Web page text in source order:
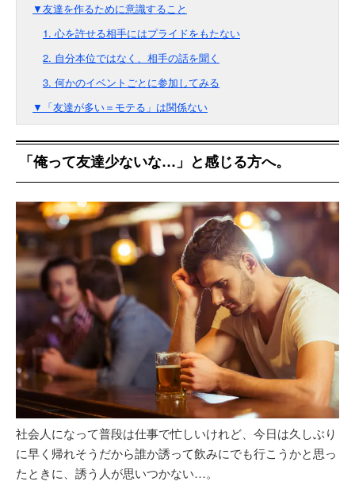
▼友達を作るために意識すること
1. 心を許せる相手にはプライドをもたない
2. 自分本位ではなく、相手の話を聞く
3. 何かのイベントごとに参加してみる
▼「友達が多い＝モテる」は関係ない
「俺って友達少ないな…」と感じる方へ。
社会人になって普段は仕事で忙しいけれど、今日は久しぶり
に早く帰れそうだから誰か誘って飲みにでも行こうかと思っ
たときに、誘う人が思いつかない…。